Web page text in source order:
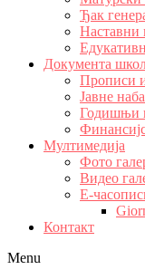
Ђак
Наставни
Документа
Прописи
Јавне
Годишњи
Мултимедија
Фото
Видео
Е-
Контакт
Menu